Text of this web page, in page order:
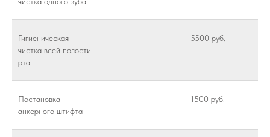
Гигиеническая
чистка всей полости
рта
5500 руб.
Постановка
анкерного штифта
1500 руб.